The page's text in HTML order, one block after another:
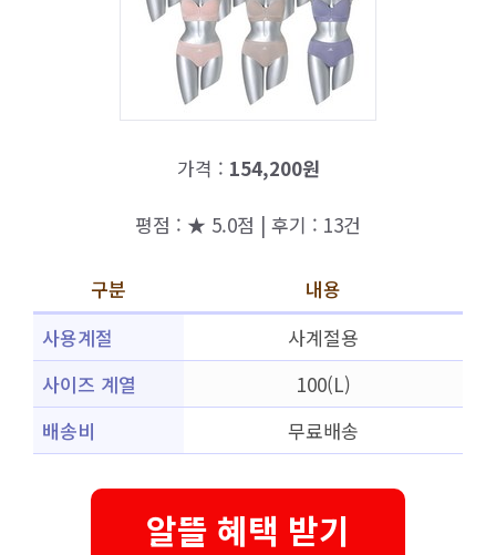
가격 : 154,200원
평점 : ★ 5.0점 | 후기 : 13건
구분
내용
사용계절
사계절용
사이즈 계열
100(L)
배송비
무료배송
알뜰 혜택 받기